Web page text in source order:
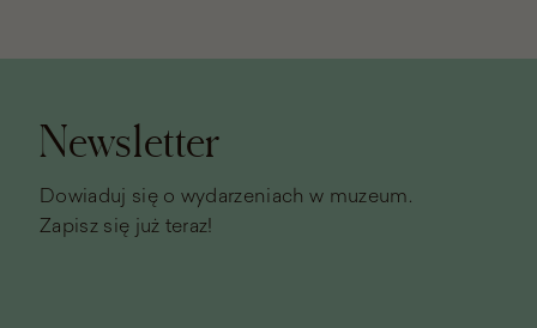
Stopka
Newsletter
Dowiaduj się o wydarzeniach w muzeum.
Zapisz się już teraz!